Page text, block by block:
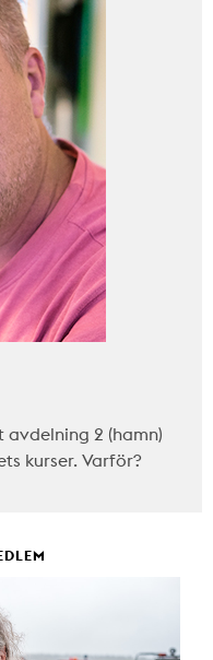
2 (hamn)
kurser. Varför?